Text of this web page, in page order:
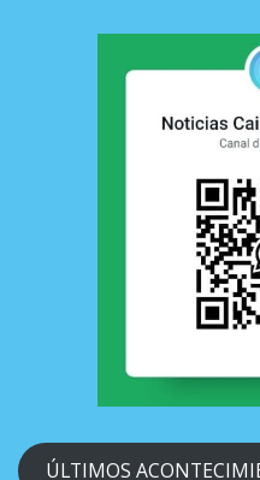
ÚLTIMOS